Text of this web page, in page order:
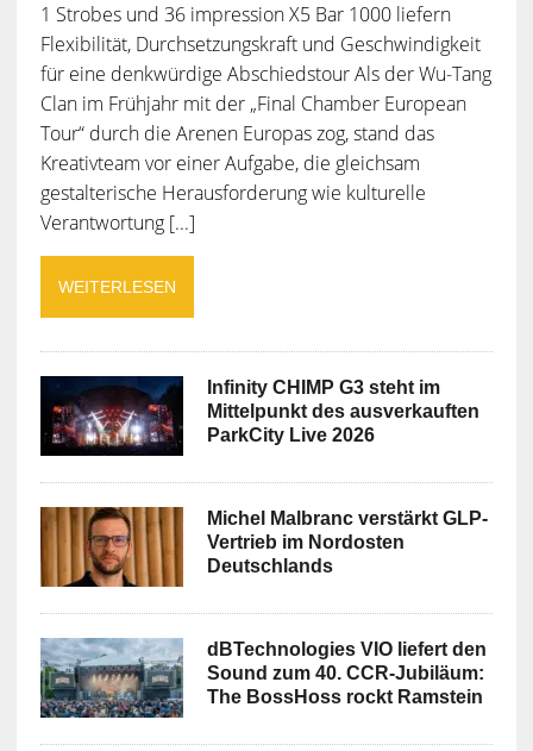
1 Strobes und 36 impression X5 Bar 1000 liefern
Flexibilität, Durchsetzungskraft und Geschwindigkeit
für eine denkwürdige Abschiedstour Als der Wu-Tang
Clan im Frühjahr mit der „Final Chamber European
Tour“ durch die Arenen Europas zog, stand das
Kreativteam vor einer Aufgabe, die gleichsam
gestalterische Herausforderung wie kulturelle
Verantwortung [...]
WEITERLESEN
Infinity CHIMP G3 steht im
Mittelpunkt des ausverkauften
ParkCity Live 2026
Michel Malbranc verstärkt GLP-
Vertrieb im Nordosten
Deutschlands
dBTechnologies VIO liefert den
Sound zum 40. CCR-Jubiläum:
The BossHoss rockt Ramstein